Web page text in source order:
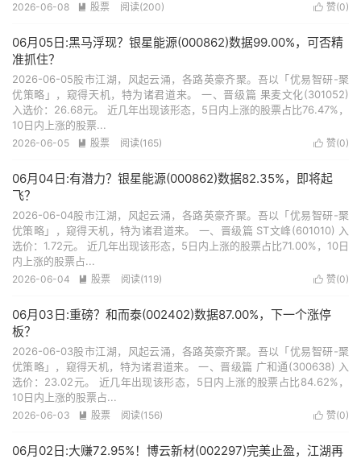
 赞(0)
2026-06-08  股票 阅读(200)
06月05日:黑马浮现？银星能源(000862)数据99.00%，可否精
准抓住？
2026-06-05股市江湖，风起云涌，各路英豪齐聚。吾以「优易智研-聚
优策略」，窥得天机，特为诸君道来。 一、晋级篇 果麦文化(301052)
入选价：26.68元。 近几年出现该形态，5日内上涨的股票占比76.47%，
10日内上涨的股票...
 赞(0)
2026-06-05  股票 阅读(165)
06月04日:有潜力？银星能源(000862)数据82.35%，即将起
飞？
2026-06-04股市江湖，风起云涌，各路英豪齐聚。吾以「优易智研-聚
优策略」，窥得天机，特为诸君道来。 一、晋级篇 ST文峰(601010) 入
选价：1.72元。 近几年出现该形态，5日内上涨的股票占比71.00%，10日
内上涨的股票占...
 赞(0)
2026-06-04  股票 阅读(119)
06月03日:重磅？和而泰(002402)数据87.00%，下一个涨停
板？
2026-06-03股市江湖，风起云涌，各路英豪齐聚。吾以「优易智研-聚
优策略」，窥得天机，特为诸君道来。 一、晋级篇 广和通(300638) 入
选价：23.02元。 近几年出现该形态，5日内上涨的股票占比84.62%，
10日内上涨的股票占...
 赞(0)
2026-06-03  股票 阅读(156)
06月02日:大赚72.95%！博云新材(002297)完美止盈，江湖再